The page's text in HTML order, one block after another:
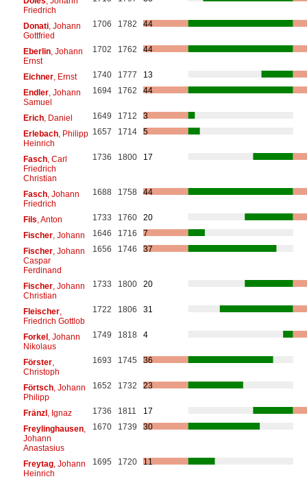
Friedrich
Donati, Johann
Gottfried
1706 1782 44
Eberlin, Johann
Ernst
1702 1762 44
Eichner, Ernst 1740 1777
13
Endler, Johann
Samuel
1694 1762 44
Erich, Daniel 1649 1712
3
Erlebach, Philipp
Heinrich
1657 1714 5
Fasch, Carl
Friedrich
Christian
1736 1800 17
Fasch, Johann
Friedrich
1688 1758 44
Fils , Anton 1733 1760
20
Fischer, Johann 1646 1716
7
Fischer, Johann
Caspar
Ferdinand
1656 1746 37
Fischer, Johann
Christian
1733 1800 20
Fleischer,
Friedrich Gottlob
1722 1806 31
Forkel, Johann
Nikolaus
1749 1818 4
Förster,
Christoph
1693 1745 36
Förtsch, Johann
Philipp
1652 1732 23
Fränzl, Ignaz 1736 1811
17
Freylinghausen,
Johann
Anastasius
1670 1739 30
Freytag, Johann
Heinrich
1695 1720 11